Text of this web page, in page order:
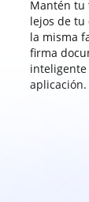
Mantén tu
lejos de tu
la misma
firma
inteligente
aplicación.